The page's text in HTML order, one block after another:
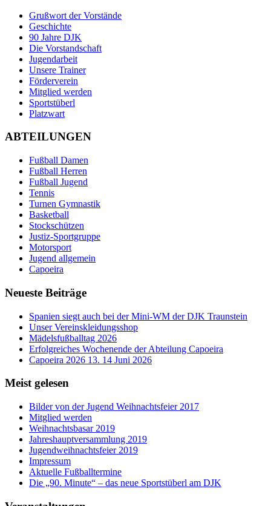
Grußwort der Vorstände
Geschichte
90 Jahre DJK
Die Vorstandschaft
Jugendarbeit
Unsere Trainer
Förderverein
Mitglied werden
Sportstüberl
Platzwart
ABTEILUNGEN
Fußball Damen
Fußball Herren
Fußball Jugend
Tennis
Turnen Gymnastik
Basketball
Stockschützen
Justiz-Sportgruppe
Motorsport
Jugend allgemein
Capoeira
Neueste Beiträge
Spanien siegt auch bei der Mini-WM der DJK Traunstein
Unser Vereinskleidungsshop
Mädelsfußballtag 2026
Erfolgreiches Wochenende der Abteilung Capoeira
Capoeira 2026 13. 14 Juni 2026
Meist gelesen
Bilder von der Jugend Weihnachtsfeier 2017
Mitglied werden
Weihnachtsbasar 2019
Jahreshauptversammlung 2019
Jugendweihnachtsfeier 2019
Impressum
Aktuelle Fußballtermine
Die „90. Minute“ – das neue Sportstüberl am DJK